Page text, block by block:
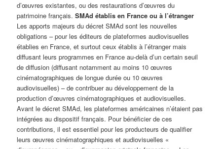
d’œuvres existantes, ou des restaurations d’œuvres du
patrimoine français.SMAd établis en France ou à l’étranger
Les apports majeurs du décret SMAd sont les nouvelles
obligations – pour les éditeurs de plateformes audiovisuelles
établies en France, et surtout ceux établis à l’étranger mais
diffusant leurs programmes en France au-delà d’un certain seuil
de diffusion (diffusant notamment au moins 10 œuvres
cinématographiques de longue durée ou 10 œuvres
audiovisuelles) – de contribuer au développement de la
production d’œuvres cinématographiques et audiovisuelles.
Avant le décret SMAd, les plateformes américaines n’étaient pas
intégrées au dispositif français. Pour bénéficier de ces
contributions, il est essentiel pour les producteurs de qualifier
leurs œuvres cinématographiques et audiovisuelles «